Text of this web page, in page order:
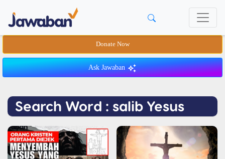
Donate Now
Ask Jawaban
Search Word : salib Yesus